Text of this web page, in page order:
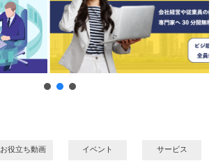
お役立ち動画 イベント サービス